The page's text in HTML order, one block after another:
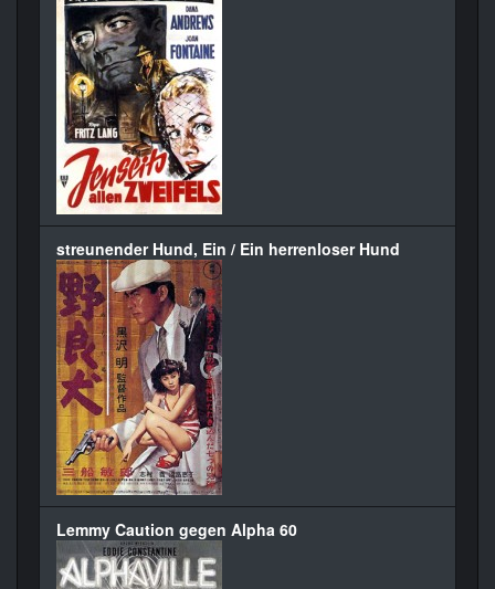
streunender Hund, Ein / Ein herrenloser Hund
Lemmy Caution gegen Alpha 60